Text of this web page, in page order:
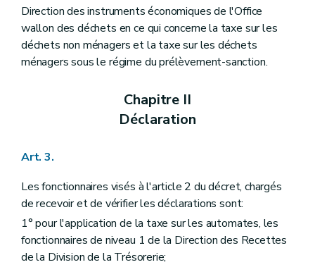
Direction des instruments économiques de l'Office
wallon des déchets en ce qui concerne la taxe sur les
déchets non ménagers et la taxe sur les déchets
ménagers sous le régime du prélèvement-sanction.
Chapitre II
Déclaration
Art. 3.
Les fonctionnaires visés à l'article 2 du décret, chargés
de recevoir et de vérifier les déclarations sont:
1° pour l'application de la taxe sur les automates, les
fonctionnaires de niveau 1 de la Direction des Recettes
de la Division de la Trésorerie;